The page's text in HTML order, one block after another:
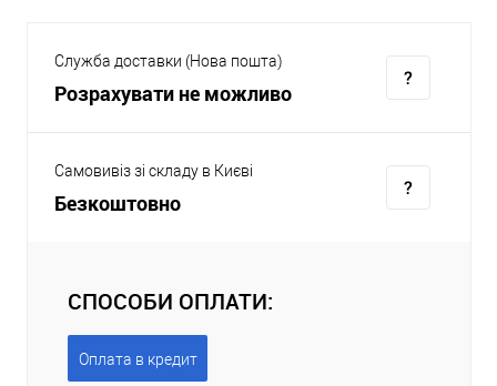
Служба доставки (Нова пошта)
Розрахувати не можливо
Самовивіз зі складу в Києві
Безкоштовно
СПОСОБИ ОПЛАТИ:
Оплата в кредит